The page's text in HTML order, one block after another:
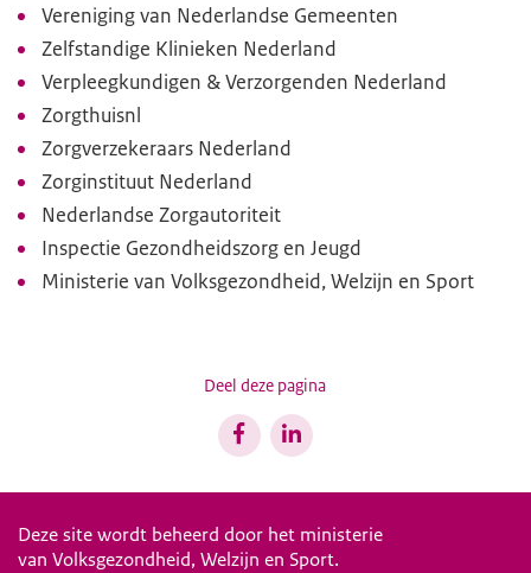
Vereniging van Nederlandse Gemeenten
Zelfstandige Klinieken Nederland
Verpleegkundigen & Verzorgenden Nederland
Zorgthuisnl
Zorgverzekeraars Nederland
Zorginstituut Nederland
Nederlandse Zorgautoriteit
Inspectie Gezondheidszorg en Jeugd
Ministerie van Volksgezondheid, Welzijn en Sport
Deel deze pagina
Deze site wordt beheerd door het ministerie
van Volksgezondheid, Welzijn en Sport.